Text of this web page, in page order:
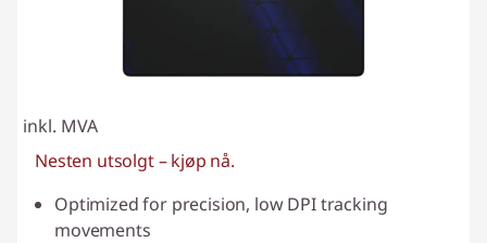
inkl. MVA
Nesten utsolgt – kjøp nå.
Optimized for precision, low DPI tracking
movements